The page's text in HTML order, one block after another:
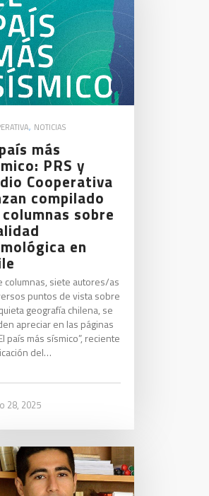
, NOTICIAS
más
PRS y
Cooperativa
compilado
sobre
en
columnas, siete autores/as
puntos de vista sobre
geografía chilena, se
apreciar en las páginas
país más sísmico”, reciente
del…
28, 2025